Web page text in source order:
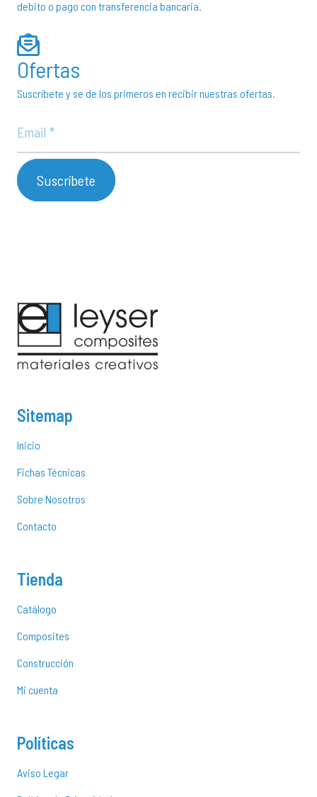
debito o pago con transferencia bancaria.
Ofertas
Suscríbete y se de los primeros en recibir nuestras ofertas.
Suscríbete
Sitemap
Inicio
Fichas Técnicas
Sobre Nosotros
Contacto
Tienda
Catálogo
Composites
Construcción
Mi cuenta
Políticas
Aviso Legar